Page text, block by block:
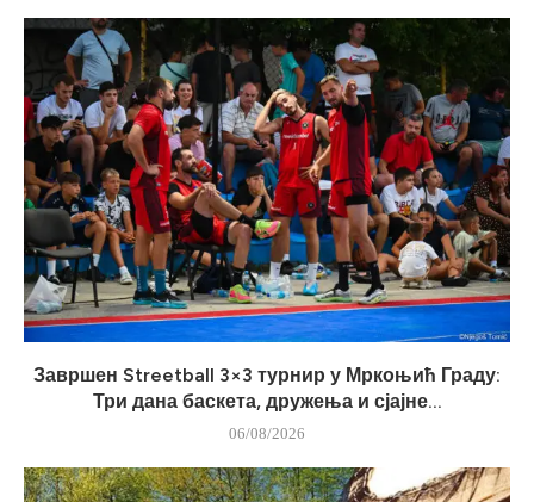
Завршен Streetball 3×3 турнир у Мркоњић Граду:
Три дана баскета, дружења и сјајне...
06/08/2026